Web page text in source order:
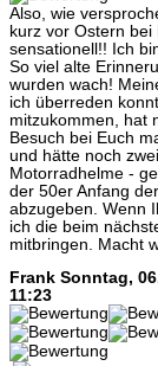
Also, wie
kurz vor Ostern bei
sensationell!! Ich
So viel alte
wurden wach!
ich überreden
mitzukommen, hat
Besuch bei Euch
und hätte noch zwei
Motorradhelme -
der 50er Anfang
abzugeben. Wenn
ich die beim
mitbringen. Macht
Frank Sonntag,
11:23